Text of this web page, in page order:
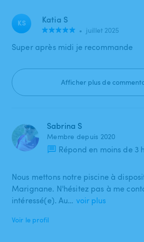
KS Katia S
• juillet 2025
Super après midi je recommande
Afficher plus de
Sabrina S
Membre depuis 2020
Répond en moins de 3
Nous mettons notre piscine à
Marignane. N'hésitez pas à me
intéressé(e). Au… voir plus
Voir le profil